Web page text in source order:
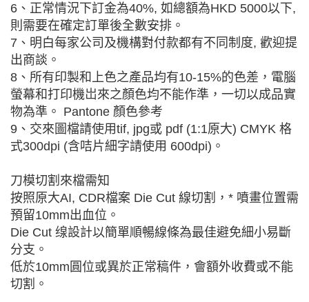
6、正常情況下訂金為40%, 如總額為HKD 5000以下,
則需要在確定訂單後全數安排。
7、明白每家公司及機構對付款都有不同制度, 歡迎提
出商談。
8、所有印製和上色之產品均有10-15%的色差，電腦
螢幕和打印機岀來之顏色均不能作準，一切以成品實
物為準。 Pantone 顏色參考
9、交來圖檔請使用tif, jpg或 pdf (1:1原大) CMYK 格
式300dpi (含咭片細字請使用 600dpi)。
刀模切割來檔需知
按照原大AI, CDR檔案 Die Cut 線切割，* 噴畫位置需
預留10mm出血位。
Die Cut 缐設計以簡單順暢線條為最佳避免細小易斷
分支。
低於10mm圓位或異於正常稿件，會額外收費或不能
切割。